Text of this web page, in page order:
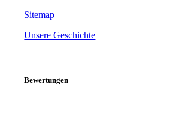
Sitemap
Unsere Geschichte
Bewertungen